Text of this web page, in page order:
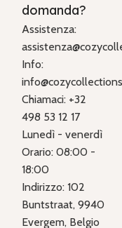
domanda?
Assistenza:
Info:
Chiamaci: +32
498 53 12 17
Lunedì - venerdì
Orario: 08:00 -
18:00
Indirizzo: 102
Buntstraat, 9940
Evergem, Belgio